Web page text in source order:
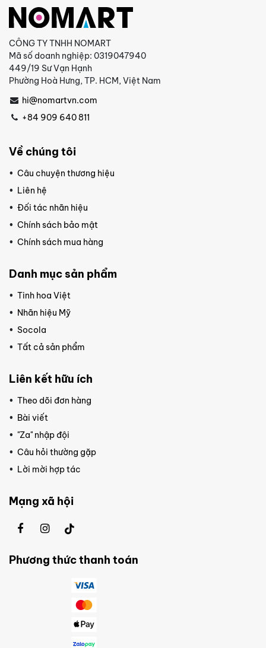
CÔNG TY TNHH NOMART
Mã số doanh nghiệp: 0319047940
449/19 Sư Vạn Hạnh
Phường Hoà Hưng, TP. HCM, Việt Nam
hi@nomartvn.com
+84 909 640 811
Về chúng tôi
Câu chuyện thương hiệu
Liên hệ
Đối tác nhãn hiệu
Chính sách bảo mật
Chính sách mua hàng
Danh mục sản phẩm
Tinh hoa Việt
Nhãn hiệu Mỹ
Socola
Tất cả sản phẩm
Liên kết hữu ích
Theo dõi đơn hàng
Bài viết
"Za" nhập đội
Câu hỏi thường gặp
Lời mời hợp tác
Mạng xã hội
Phương thức thanh toán